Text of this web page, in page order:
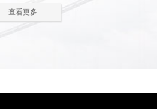
查看更多